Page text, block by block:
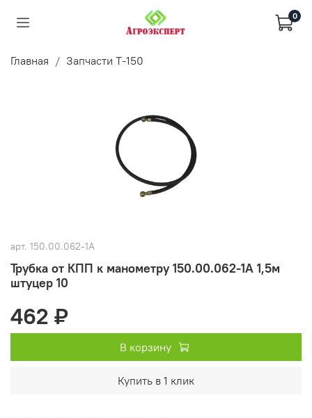
0
Главная Запчасти Т-150
арт. 150.00.062-1А
Трубка от КПП к манометру 150.00.062-1А 1,5м
штуцер 10
462 ₽
В корзину
Купить в 1 клик